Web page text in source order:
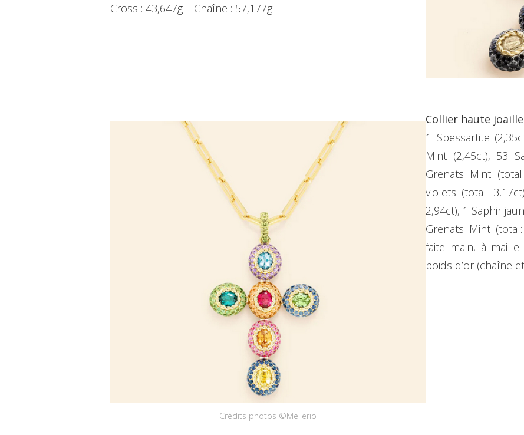
Cross : 43,647g – Chaîne : 57,177g
Crédits photos ©Mellerio
Collier haute
1 Spessartite
Mint (2,45ct), 53
Grenats Mint
violets (total:
2,94ct), 1 Saphir
Grenats Mint
faite main, à
poids d’or (chaîne